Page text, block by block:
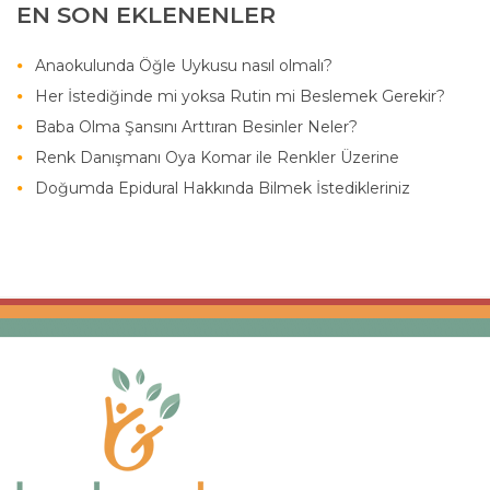
EN SON EKLENENLER
Anaokulunda Öğle Uykusu nasıl olmalı?
Her İstediğinde mi yoksa Rutin mi Beslemek Gerekir?
Baba Olma Şansını Arttıran Besinler Neler?
Renk Danışmanı Oya Komar ile Renkler Üzerine
Doğumda Epidural Hakkında Bilmek İstedikleriniz